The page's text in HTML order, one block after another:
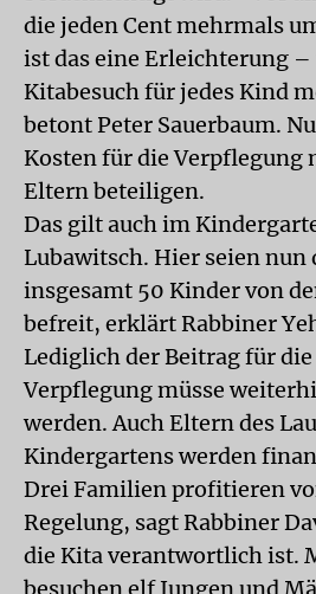
die jeden Cent mehrmals
ist das eine Erleichterung
Kitabesuch für jedes Kind
betont Peter Sauerbaum.
Kosten für die Verpflegung
Eltern beteiligen.
Das gilt auch im
Lubawitsch. Hier seien nun
insgesamt 50 Kinder von
befreit, erklärt Rabbiner
Lediglich der Beitrag für
Verpflegung müsse
werden. Auch Eltern des
Kindergartens werden
Drei Familien profitieren
Regelung, sagt Rabbiner
die Kita verantwortlich ist.